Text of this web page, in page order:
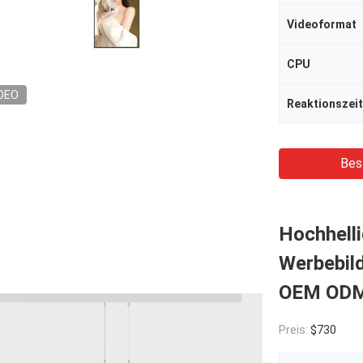
Videoformat
CPU
Reaktionszeit
OEM
Preis: $730